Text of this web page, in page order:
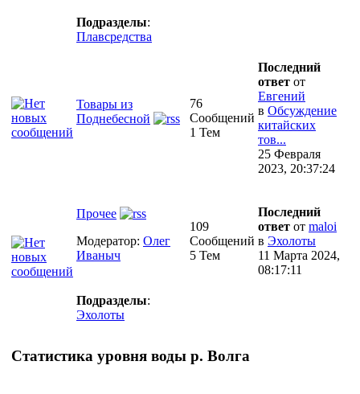
Подразделы:
Плавсредства
Товары из
Поднебесной
76
Сообщений
1 Тем
Последний
ответ от
Евгений
в Обсуждение
китайских
тов...
25 Февраля
2023, 20:37:24
Прочее
Модератор: Олег
Иваныч
109
Сообщений
5 Тем
Последний
ответ от maloi
в Эхолоты
11 Марта 2024,
08:17:11
Подразделы:
Эхолоты
Статистика уровня воды р. Волга